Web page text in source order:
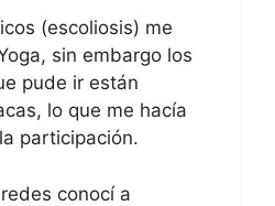
(escoliosis) me
sin embargo los
pude ir están
lo que me hacía
participación.
conocí a